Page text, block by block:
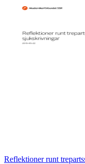
Reflektioner runt